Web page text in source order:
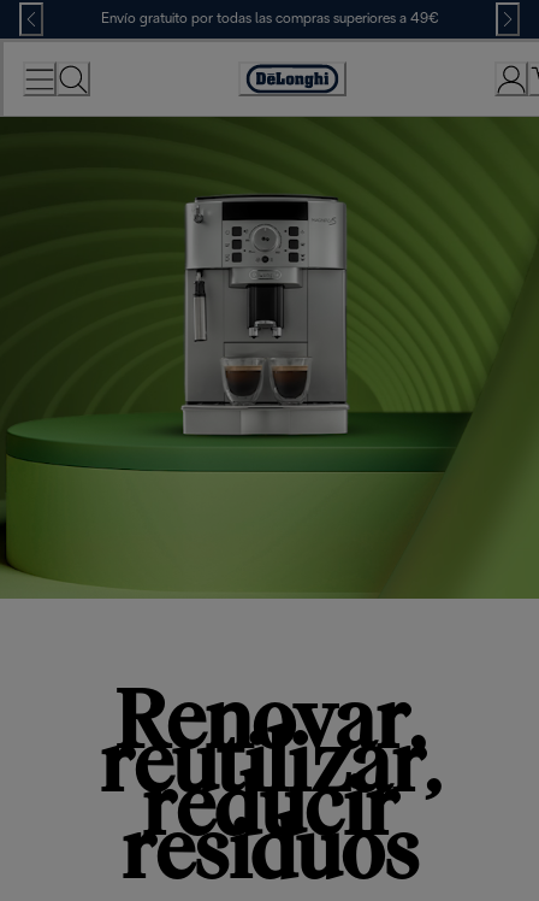
Skip
to
Content
Envío gratuito por todas las compras superiores a 49€
Accessibility
Statement
Renovar,
reutilizar,
reducir
residuos